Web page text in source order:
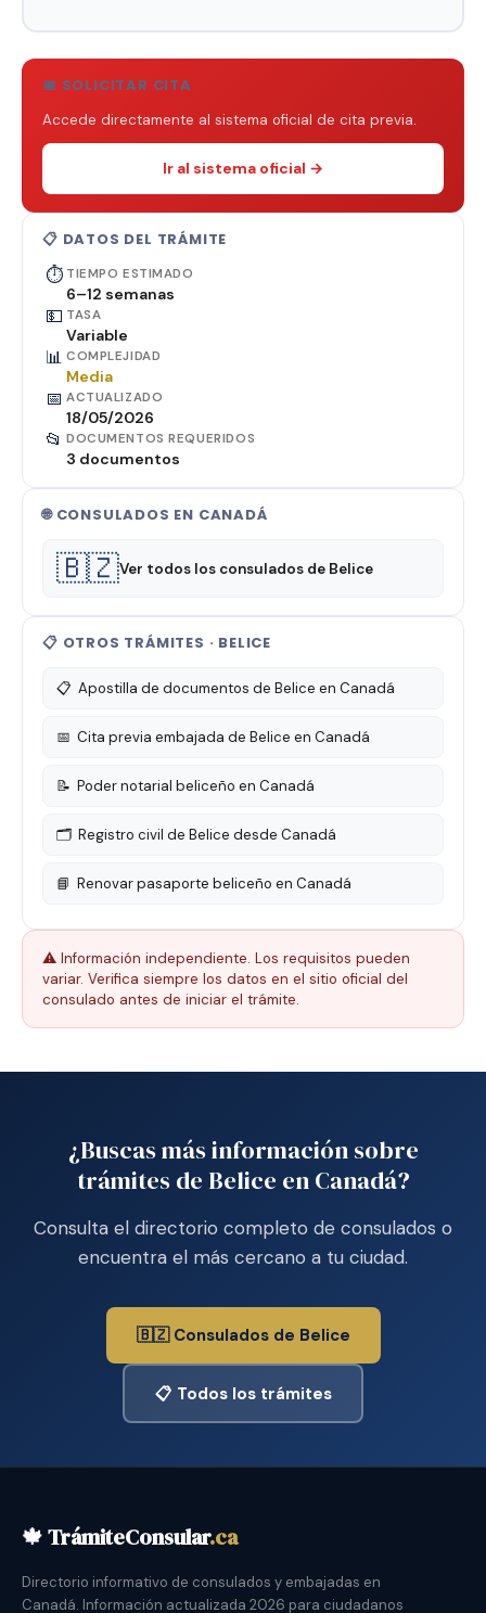
📅 SOLICITAR CITA
Accede directamente al sistema oficial de cita previa.
Ir al sistema oficial →
📋 DATOS DEL TRÁMITE
⏱ TIEMPO ESTIMADO
6–12 semanas
💵 TASA
Variable
📊 COMPLEJIDAD
Media
📅 ACTUALIZADO
18/05/2026
📂 DOCUMENTOS REQUERIDOS
3 documentos
🌐 CONSULADOS EN CANADÁ
🇧🇿Ver todos los consulados de Belice
📋 OTROS TRÁMITES · BELICE
📋 Apostilla de documentos de Belice en Canadá
📅 Cita previa embajada de Belice en Canadá
📝 Poder notarial beliceño en Canadá
🗂️ Registro civil de Belice desde Canadá
📘 Renovar pasaporte beliceño en Canadá
⚠️ Información independiente. Los requisitos pueden
variar. Verifica siempre los datos en el sitio oficial del
consulado antes de iniciar el trámite.
¿Buscas más información sobre
trámites de Belice en Canadá?
Consulta el directorio completo de consulados o
encuentra el más cercano a tu ciudad.
🇧🇿 Consulados de Belice
📋 Todos los trámites
🍁 TrámiteConsular.ca
Directorio informativo de consulados y embajadas en
Canadá. Información actualizada 2026 para ciudadanos